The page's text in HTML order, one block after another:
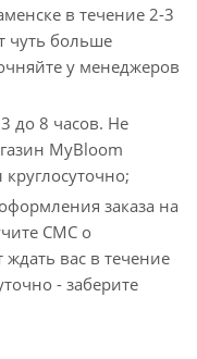
в течение 2-3
чуть больше
у менеджеров
до 8 часов. Не
MyBloom
заказа на
СМС о
ждать вас в течение
- заберите